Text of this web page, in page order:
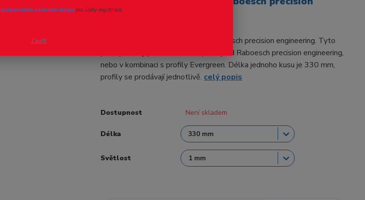
engineering
Lišty spojovací tvaru T od firmy Raboesch precision engineering. Tyto
profily se dají použít s dalšími profily od Raboesch precision engineering,
nebo v kombinaci s profily Evergreen. Délka jednoho kusu je 330 mm,
profily se prodávají jednotlivě. celý popis
Dostupnost Není skladem
Délka
Světlost
zpracováním osobních údajůpro účely registrace.
Zavřít